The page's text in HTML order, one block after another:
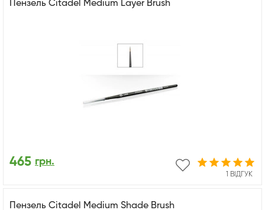
Пензель Citadel Medium Layer Brush
1 ВІДГУК
465 грн.
Пензель Citadel Medium Shade Brush